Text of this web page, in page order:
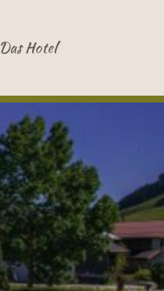
Das Hotel